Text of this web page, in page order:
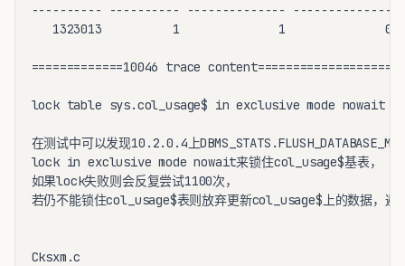
---------- ---------- --------------
1323013          1              1              0
=============10046 trace content====================
lock table sys.col_usage$ in exclusive mode nowait
在测试中可以发现10.2.0.4上
lock in exclusive mode nowait来锁住col_usage$基表，
如果lock失败则会反复尝试1100次，
若仍不能锁住col_usage$表则放弃更新col_usage$上的数据，避
Cksxm.c